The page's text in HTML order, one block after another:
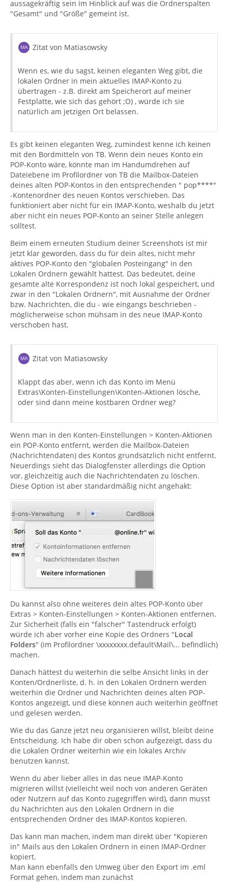
aussagekräftig sein im Hinblick auf was die Ordnerspalten
"Gesamt" und "Größe" gemeint ist.
Zitat von Matiasowsky
Wenn es, wie du sagst, keinen eleganten Weg gibt, die
lokalen Ordner in mein aktuelles IMAP-Konto zu
übertragen - z.B. direkt am Speicherort auf meiner
Festplatte, wie sich das gehört ;O) , würde ich sie
natürlich am jetzigen Ort belassen.
Es gibt keinen eleganten Weg, zumindest kenne ich keinen
mit den Bordmitteln von TB. Wenn dein neues Konto ein
POP-Konto wäre, könnte man im Handumdrehen auf
Dateiebene im Profilordner von TB die Mailbox-Dateien
deines alten POP-Kontos in den entsprechenden " pop****"
-Kontenordner des neuen Kontos verschieben. Das
funktioniert aber nicht für ein IMAP-Konto, weshalb du jetzt
aber nicht ein neues POP-Konto an seiner Stelle anlegen
solltest.
Beim einem erneuten Studium deiner Screenshots ist mir
jetzt klar geworden, dass du für dein altes, nicht mehr
aktives POP-Konto den "globalen Posteingang" in den
Lokalen Ordnern gewählt hattest. Das bedeutet, deine
gesamte alte Korrespondenz ist noch lokal gespeichert, und
zwar in den "Lokalen Ordnern", mit Ausnahme der Ordner
bzw. Nachrichten, die du - wie eingangs beschrieben -
möglicherweise schon mühsam in des neue IMAP-Konto
verschoben hast.
Zitat von Matiasowsky
Klappt das aber, wenn ich das Konto im Menü
Extras\Konten-Einstellungen\Konten-Aktionen lösche,
oder sind dann meine kostbaren Ordner weg?
Wenn man in den Konten-Einstellungen > Konten-Aktionen
ein POP-Konto entfernt, werden die Mailbox-Dateien
(Nachrichtendaten) des Kontos grundsätzlich nicht entfernt.
Neuerdings sieht das Dialogfenster allerdings die Option
vor, gleichzeitig auch die Nachrichtendaten zu löschen.
Diese Option ist aber standardmäßig nicht angehakt:
Du kannst also ohne weiteres dein altes POP-Konto über
Extras > Konten-Einstellungen > Konten-Aktionen entfernen.
Zur Sicherheit (falls ein "falscher" Tastendruck erfolgt)
würde ich aber vorher eine Kopie des Ordners "Local
Folders" (im Profilordner \xxxxxxxx.default\Mail\... befindlich)
machen.
Danach hättest du weiterhin die selbe Ansicht links in der
Konten/Ordnerliste, d. h. in den Lokalen Ordnern werden
weiterhin die Ordner und Nachrichten deines alten POP-
Kontos angezeigt, und diese können auch weiterhin geöffnet
und gelesen werden.
Wie du das Ganze jetzt neu organisieren willst, bleibt deine
Entscheidung. Ich habe dir oben schon aufgezeigt, dass du
die Lokalen Ordner weiterhin wie ein lokales Archiv
benutzen kannst.
Wenn du aber lieber alles in das neue IMAP-Konto
migrieren willst (vielleicht weil noch von anderen Geräten
oder Nutzern auf das Konto zugegriffen wird), dann musst
du Nachrichten aus den Lokalen Ordnern in die
entsprechenden Ordner des IMAP-Kontos kopieren.
Das kann man machen, indem man direkt über "Kopieren
in" Mails aus den Lokalen Ordnern in einen IMAP-Ordner
kopiert.
Man kann ebenfalls den Umweg über den Export im .eml
Format gehen, indem man zunächst